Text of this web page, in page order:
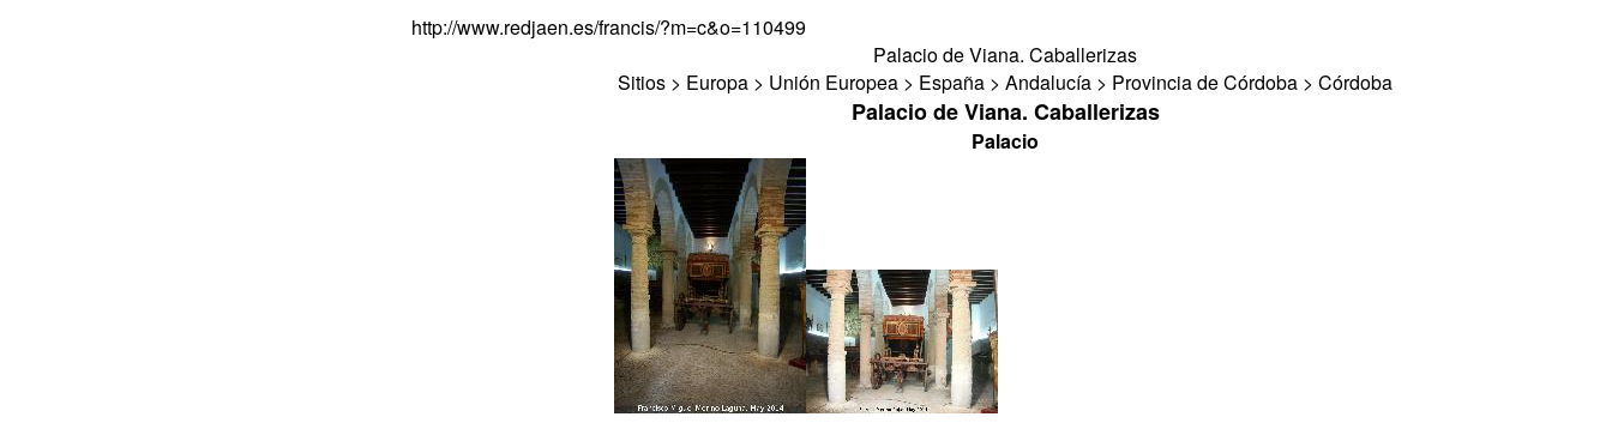
http://www.redjaen.es/francis/?m=c&o=110499
Palacio de Viana. Caballerizas
Sitios > Europa > Unión Europea > España > Andalucía > Provincia de Córdoba > Córdoba
Palacio de Viana. Caballerizas
Palacio